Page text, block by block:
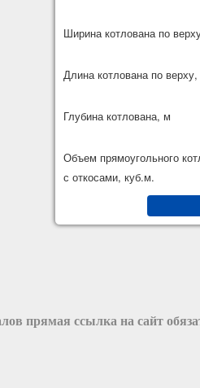
Ширина котлована по
Длина котлована по
Глубина котлована, м
Объем прямоугольного
с откосами, куб.м.
прямая ссылка на сайт